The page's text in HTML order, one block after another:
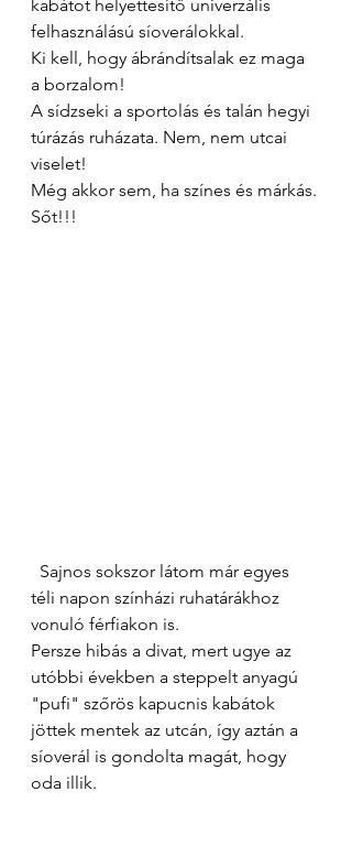
kabátot helyettesítő univerzális
felhasználású síoverálokkal.
Ki kell, hogy ábrándítsalak ez maga
a borzalom!
A sídzseki a sportolás és talán hegyi
túrázás ruházata. Nem, nem utcai
viselet!
Még akkor sem, ha színes és márkás.
Sőt!!!
téli napon színházi ruhatárákhoz
vonuló férfiakon is.
Persze hibás a divat, mert ugye az
utóbbi években a steppelt anyagú
"pufi" szőrös kapucnis kabátok
jöttek mentek az utcán, így aztán a
síoverál is gondolta magát, hogy
oda illik.